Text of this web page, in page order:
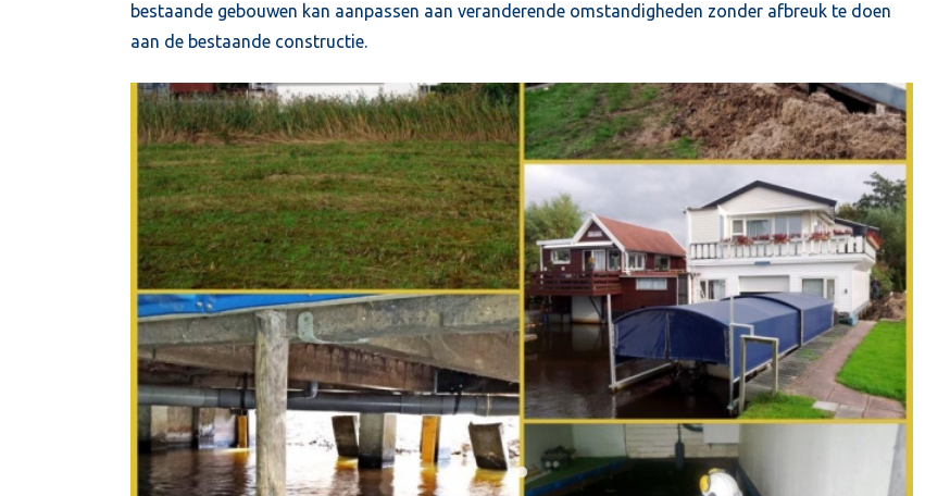
bestaande gebouwen kan aanpassen aan veranderende omstandigheden zonder afbreuk te doen
aan de bestaande constructie.